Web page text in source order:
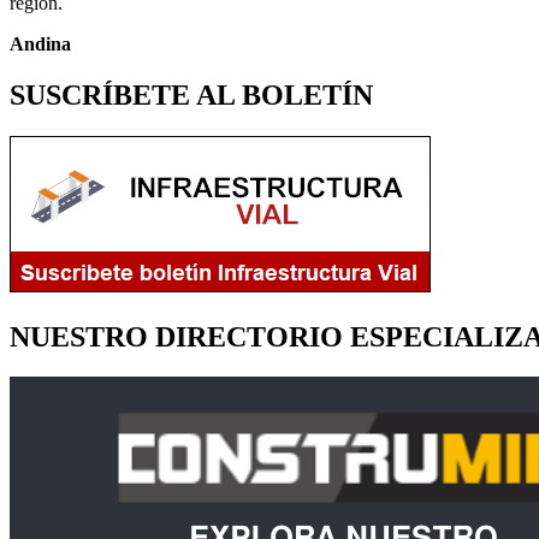
Andina
SUSCRÍBETE AL BOLETÍN
NUESTRO DIRECTORIO